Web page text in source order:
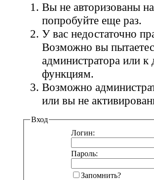
Вы не авторизованы
попробуйте еще раз.
У вас недостаточно
Возможно вы
администратора или
функциям.
Возможно
или вы не
Вход
Логин:
Пароль:
Запомнить?